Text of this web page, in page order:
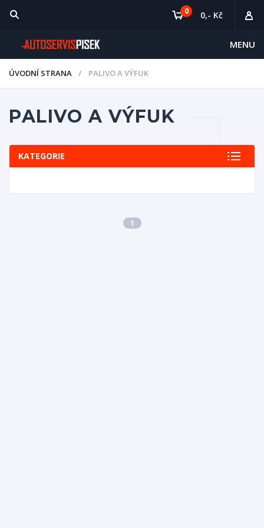
MENU
0 0,- Kč
ÚVODNÍ STRANA PALIVO A VÝFUK
PALIVO A VÝFUK
KATEGORIE
1